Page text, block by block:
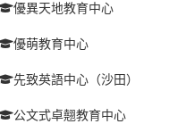
優異天地教育中心
優萌教育中心
先致英語中心（沙田）
公文式卓翹教育中心